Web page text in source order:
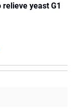
relieve yeast G1